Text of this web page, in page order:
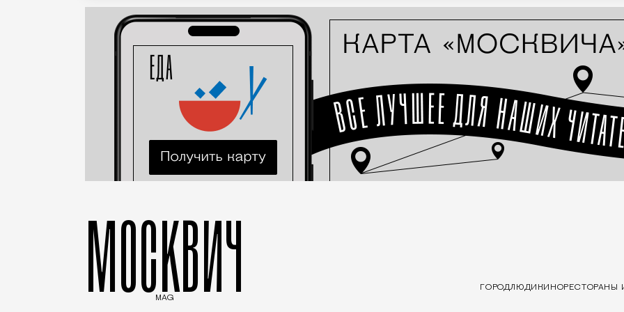
МОСКВИЧ
MAG
ГОРОДЛЮДИ КИНОРЕСТОРАНЫ